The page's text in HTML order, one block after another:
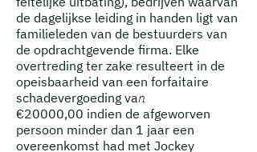
de dagelijkse leiding in handen ligt van
familieleden van de bestuurders van
de opdrachtgevende firma. Elke
overtreding ter zake resulteert in de
opeisbaarheid van een forfaitaire
schadevergoeding van
€20000,00 indien de afgeworven
persoon minder dan 1 jaar een
overeenkomst had met Jockey